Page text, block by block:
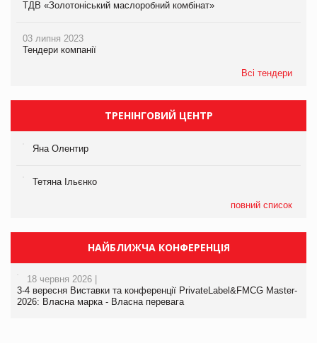
ТДВ «Золотоніський маслоробний комбінат»
03 липня 2023
Тендери компанії
Всі тендери
ТРЕНІНГОВИЙ ЦЕНТР
Яна Олентир
Тетяна Ільєнко
повний список
НАЙБЛИЖЧА КОНФЕРЕНЦІЯ
18 червня 2026 |
3-4 вересня Виставки та конференції PrivateLabel&FMCG Master-
2026: Власна марка - Власна перевага